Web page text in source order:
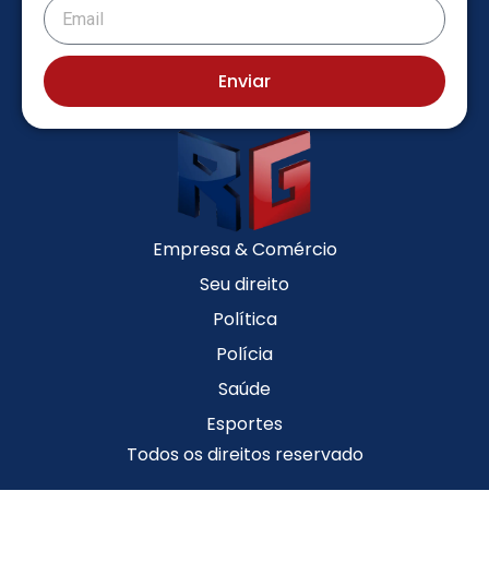
Enviar
Empresa & Comércio
Seu direito
Política
Polícia
Saúde
Esportes
Todos os direitos reservado